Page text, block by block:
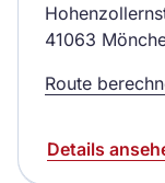
41063
Route
Details